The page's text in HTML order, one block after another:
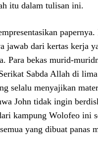
itu dalam tulisan ini.
jawab dari kertas kerja
Para bekas murid-
Sabda Allah di
selalu menyajikan
John tidak ingin
kampung Wolofeo ini
yang dibuat panas